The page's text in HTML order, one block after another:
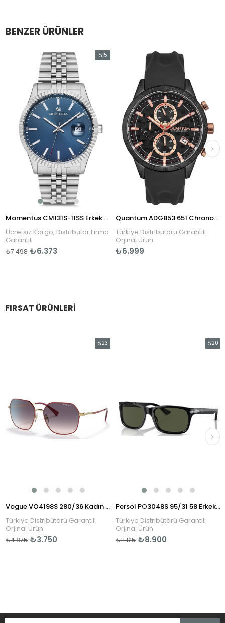
BENZER ÜRÜNLER
Momentus CM131S-11SS Erkek Kol Saati
Ücretsiz Kargo, Distribütör Firma
Garantili
₺6.373
₺7.498
%15
Quantum ADG853.651 Chronograph Erkek Kol Saati
Türkiye Distribütörü Garantili
Orjinal Ürün
₺6.999
FIRSAT ÜRÜNLERI
Vogue VO4198S 280/36 Kadın Güneş Gözlüğü
Türkiye Distribütörü Garantili
Orjinal Ürün
₺3.750
₺4.875
%23
Persol PO3048S 95/31 58 Erkek Güneş Gözlüğü
Türkiye Distribütörü Garantili
Orjinal Ürün
₺8.900
₺11.125
%20